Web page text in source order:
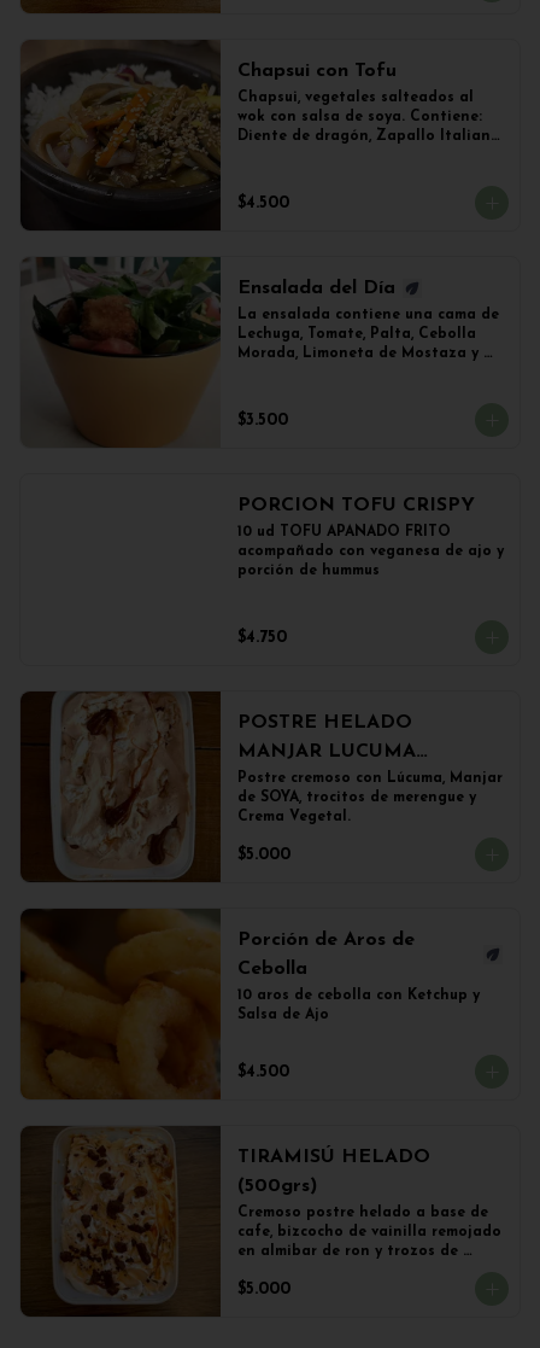
Chapsui con Tofu
Chapsui, vegetales salteados al
wok con salsa de soya. Contiene:
Diente de dragón, Zapallo Italiano,
porción de arroz.
$4.500
Ensalada del Día
La ensalada contiene una cama de
Lechuga, Tomate, Palta, Cebolla
Morada, Limoneta de Mostaza y
o Falafel.
$3.500
PORCION TOFU CRISPY
10 ud TOFU APANADO FRITO
acompañado con veganesa de ajo y
porción de hummus
$4.750
POSTRE HELADO
MANJAR LUCUMA
(500grs)
Postre cremoso con Lúcuma, Manjar
de SOYA, trocitos de merengue y
Crema Vegetal.
$5.000
Porción de Aros de
Cebolla
10 aros de cebolla con Ketchup y
Salsa de Ajo
$4.500
TIRAMISÚ HELADO
(500grs)
Cremoso postre helado a base de
cafe, bizcocho de vainilla remojado
en almibar de ron y trozos de
$5.000